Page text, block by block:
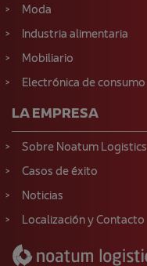
Moda
Industria alimentaria
Mobiliario
Electrónica de consumo
LA EMPRESA
Sobre Noatum Logistics
Casos de éxito
Noticias
Localización y Contacto